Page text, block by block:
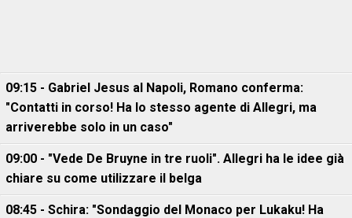
09:15 - Gabriel Jesus al Napoli, Romano conferma:
"Contatti in corso! Ha lo stesso agente di Allegri, ma
arriverebbe solo in un caso"
09:00 - "Vede De Bruyne in tre ruoli". Allegri ha le idee già
chiare su come utilizzare il belga
08:45 - Schira: "Sondaggio del Monaco per Lukaku! Ha